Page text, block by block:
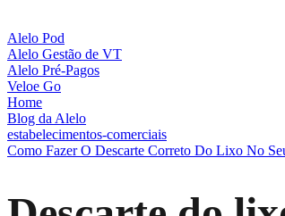
Alelo Pod
Alelo Gestão de VT
Alelo Pré-Pagos
Veloe Go
Home
Blog da Alelo
estabelecimentos-comerciais
Como Fazer O Descarte Correto Do Lixo No